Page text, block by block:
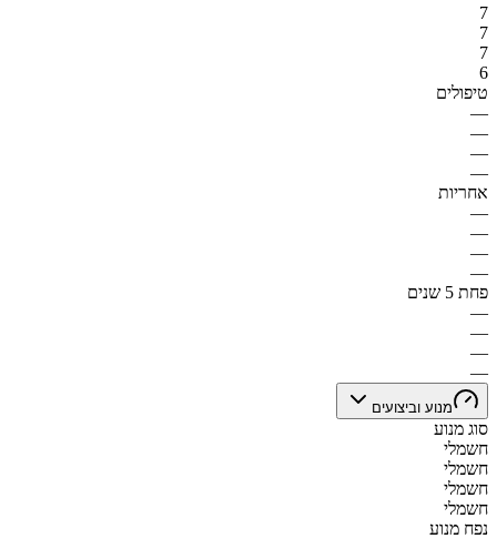
7
7
7
6
טיפולים
—
—
—
—
אחריות
—
—
—
—
פחת 5 שנים
—
—
—
—
מנוע וביצועים
סוג מנוע
חשמלי
חשמלי
חשמלי
חשמלי
נפח מנוע